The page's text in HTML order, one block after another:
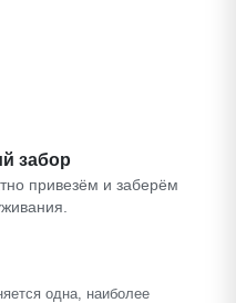
забор
привезём и заберём
одна, наиболее